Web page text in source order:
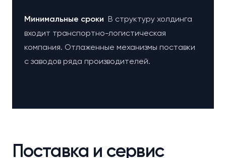
Минимальные сроки В структуру холдинга
входит транспортно-логистическая
компания. Отлаженные механизмы поставки
с заводов ряда производителей.
Поставка и сервис